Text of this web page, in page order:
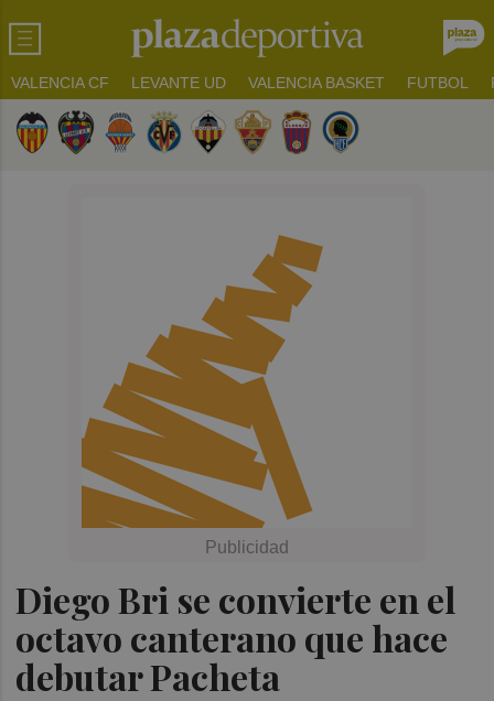
VALENCIA CF LEVANTE UD VALENCIA BASKET FUTBOL
Diego Bri se convierte en el
octavo canterano que hace
debutar Pacheta